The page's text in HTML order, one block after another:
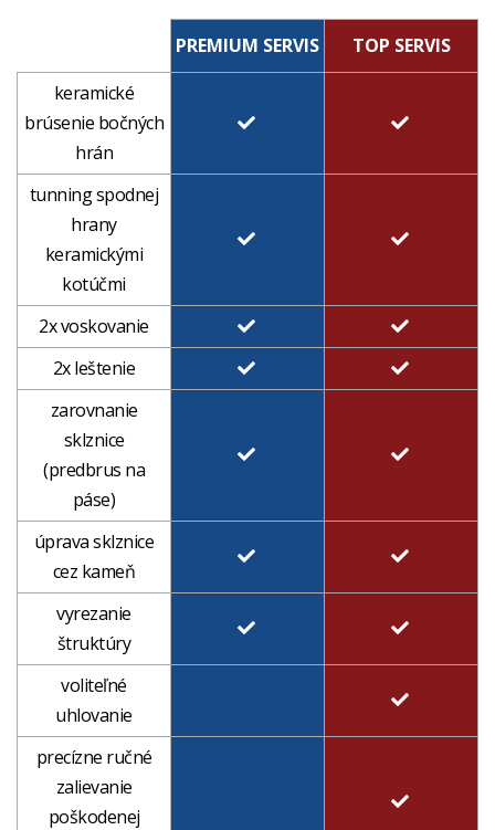
PREMIUM SERVIS
TOP SERVIS
keramické
brúsenie bočných
hrán
tunning spodnej
hrany
keramickými
kotúčmi
2x voskovanie
2x leštenie
zarovnanie
sklznice
(predbrus na
páse)
úprava sklznice
cez kameň
vyrezanie
štruktúry
voliteľné
uhlovanie
precízne ručné
zalievanie
poškodenej